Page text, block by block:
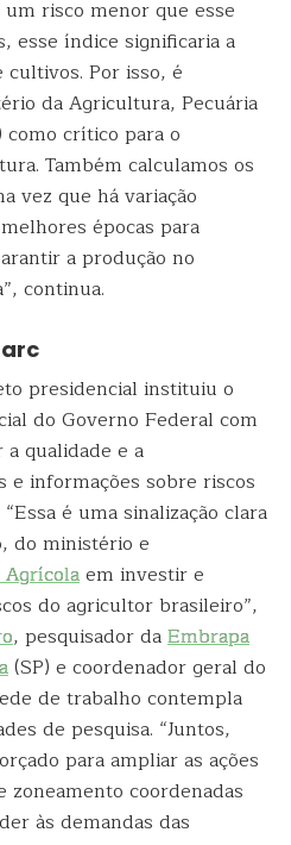
risco menor que esse
esse índice significaria a
Por isso, é
da Agricultura, Pecuária
como crítico para o
Também calculamos os
vez que há variação
épocas para
a produção no
continua.
presidencial instituiu o
do Governo Federal com
qualidade e a
e informações sobre riscos
é uma sinalização clara
do ministério e
em investir e
do agricultor brasileiro”,
, pesquisador daEmbrapa
(SP) e coordenador geral do
de trabalho contempla
de pesquisa. “Juntos,
para ampliar as ações
zoneamento coordenadas
às demandas das